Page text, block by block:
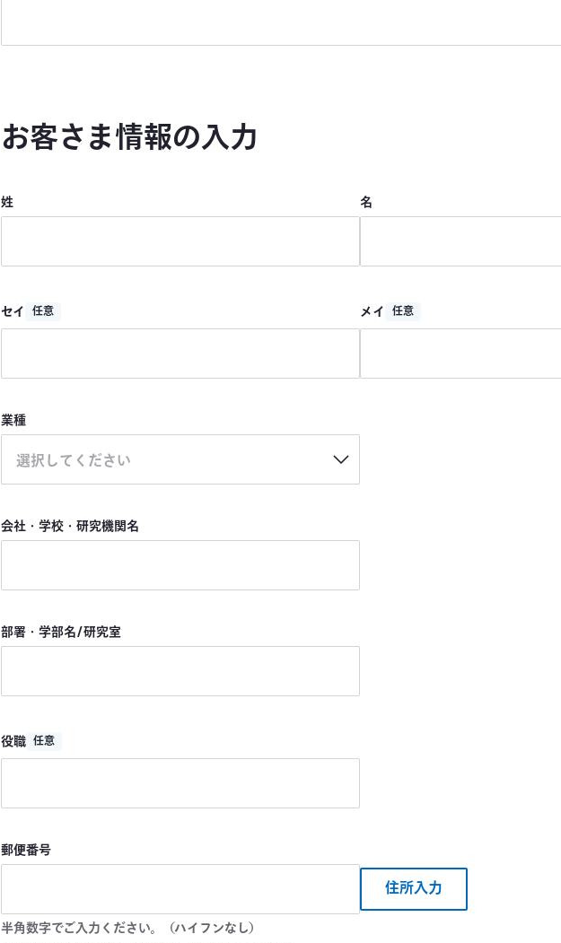
お客さま情報の入力
姓 名
セイ 任意 メイ 任意
業種
選択してください
会社・学校・研究機関名
部署・学部名/研究室
役職 任意
郵便番号
住所入力
半角数字でご入力ください。（ハイフンなし）